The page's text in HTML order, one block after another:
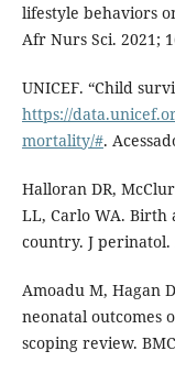
lifestyle behaviors
Afr Nurs Sci. 2021;
UNICEF. “Child
https://
mortality/#.
Halloran DR,
LL, Carlo WA. Birth
country. J perinatol.
Amoadu M, Hagan
neonatal outcomes
scoping review.